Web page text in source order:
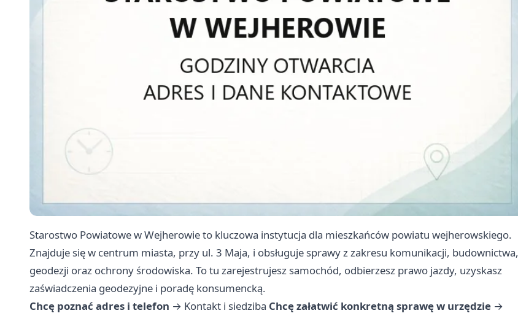
Starostwo Powiatowe w Wejherowie to kluczowa instytucja dla mieszkańców powiatu wejherowskiego.
Znajduje się w centrum miasta, przy ul. 3 Maja, i obsługuje sprawy z zakresu komunikacji, budownictwa,
geodezji oraz ochrony środowiska. To tu zarejestrujesz samochód, odbierzesz prawo jazdy, uzyskasz
zaświadczenia geodezyjne i poradę konsumencką.
Chcę poznać adres i telefon → Kontakt i siedziba Chcę załatwić konkretną sprawę w urzędzie →